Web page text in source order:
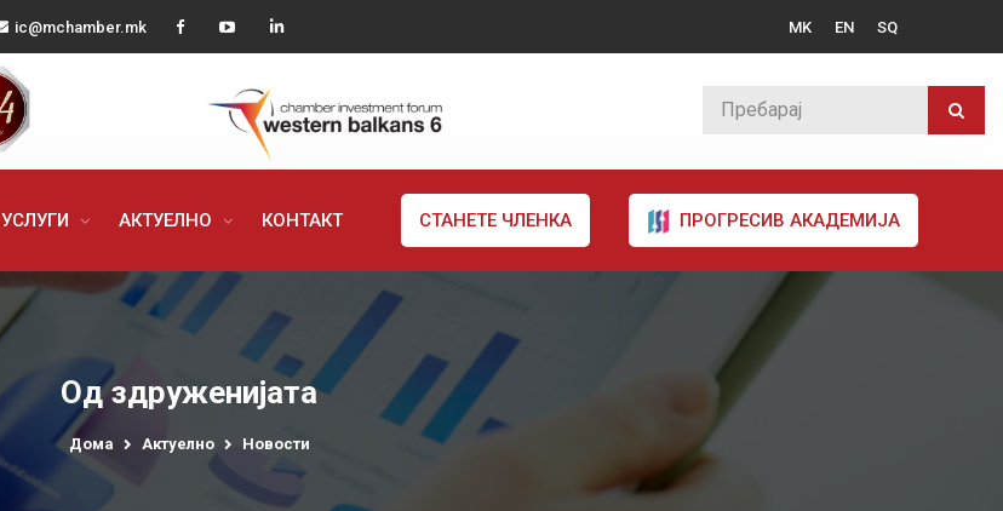
ic@mchamber.mk MK EN SQ
УСЛУГИ АКТУЕЛНО КОНТАКТ СТАНЕТЕ ЧЛЕНКА ПРОГРЕСИВ АКАДЕМИЈА
Од здруженијата
Дома Актуелно Новости